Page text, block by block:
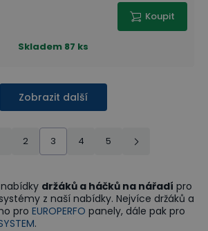
Koupit
Skladem 87 ks
Zobrazit další
2 3 4 5
držáků a háčků na nářadí pro
z naší nabídky. Nejvíce držáků a
pro EUROPERFO panely, dále pak pro
.